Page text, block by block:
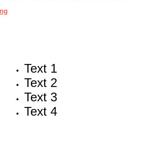
Text 1
Text 2
Text 3
Text 4